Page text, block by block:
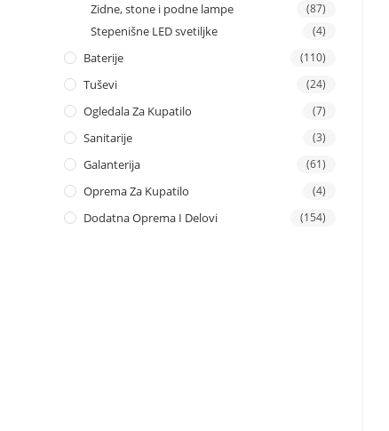
Zidne, stone i podne lampe (87)
Stepenišne LED svetiljke (4)
Baterije (110)
Tuševi (24)
Ogledala Za Kupatilo (7)
Sanitarije (3)
Galanterija (61)
Oprema Za Kupatilo (4)
Dodatna Oprema I Delovi (154)